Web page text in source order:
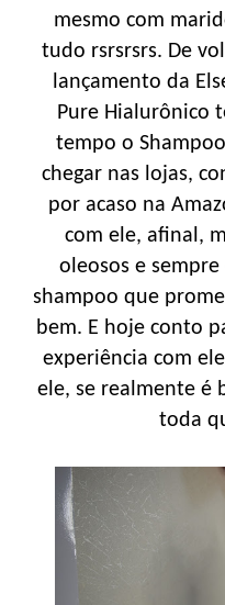
mesmo com
tudo rsrsrsrs. De
lançamento da
Pure Hialurônico
tempo o
chegar nas lojas,
por acaso na
com ele, afinal,
oleosos e
shampoo que
bem. E hoje conto
experiência com
ele, se realmente é
toda